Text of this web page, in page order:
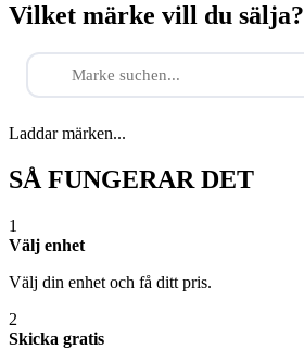
Vilket märke vill du sälja?
Laddar märken...
SÅ FUNGERAR DET
1
Välj enhet
Välj din enhet och få ditt pris.
2
Skicka gratis